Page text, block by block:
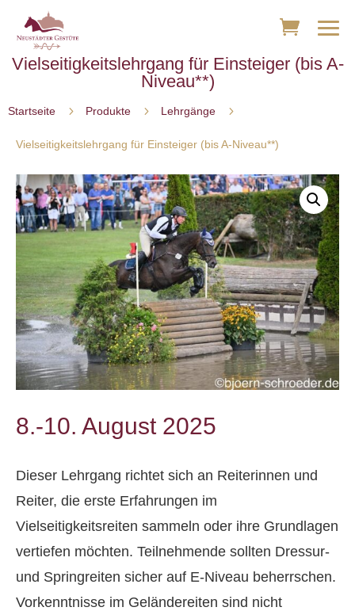
Vielseitigkeitslehrgang für Einsteiger (bis A-
Niveau**)
Startseite 5 Produkte 5 Lehrgänge 5
Vielseitigkeitslehrgang für Einsteiger (bis A-Niveau**)
8.-10. August 2025
Dieser Lehrgang richtet sich an Reiterinnen und
Reiter, die erste Erfahrungen im
Vielseitigkeitsreiten sammeln oder ihre Grundlagen
vertiefen möchten. Teilnehmende sollten Dressur-
und Springreiten sicher auf E-Niveau beherrschen.
Vorkenntnisse im Geländereiten sind nicht